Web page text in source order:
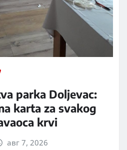
parka Doljevac:
karta za svakog
krvi
авг 7, 2026